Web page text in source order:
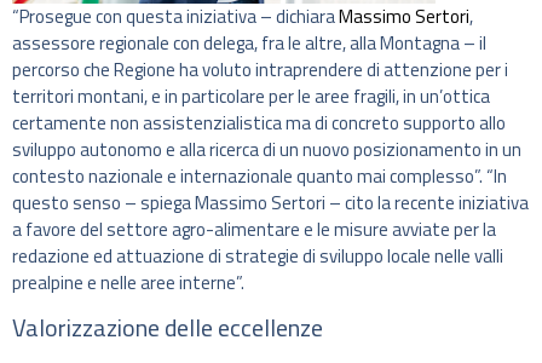
“Prosegue con questa iniziativa – dichiaraMassimo Sertori,
assessore regionale con delega, fra le altre, alla Montagna – il
percorso che Regione ha voluto intraprendere di attenzione per i
territori montani, e in particolare per le aree fragili, in un’ottica
certamente non assistenzialistica ma di concreto supporto allo
sviluppo autonomo e alla ricerca di un nuovo posizionamento in un
contesto nazionale e internazionale quanto mai complesso”. “In
questo senso – spiega Massimo Sertori – cito la recente iniziativa
a favore del settore agro-alimentare e le misure avviate per la
redazione ed attuazione di strategie di sviluppo locale nelle valli
prealpine e nelle aree interne”.
Valorizzazione delle eccellenze